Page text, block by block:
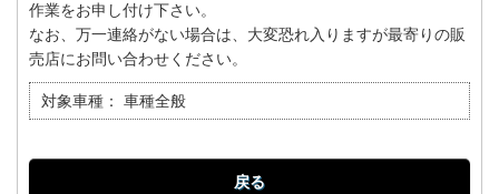
作業をお申し付け下さい。
なお、万一連絡がない場合は、大変恐れ入りますが最寄りの販
売店にお問い合わせください。
対象車種： 車種全般
戻る